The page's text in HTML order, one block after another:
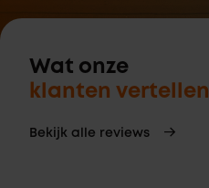
Wat onze
klanten vertellen
Bekijk alle reviews